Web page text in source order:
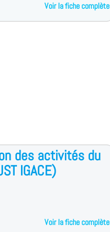
Voir la fiche complète
des activités du
IGACE)
Voir la fiche complète